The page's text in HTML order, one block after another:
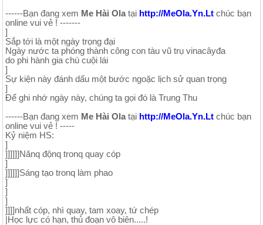
------Bạn đang xem Me Hài Ola tại http://MeOla.Yn.Lt chúc bạn
online vui vẻ ! -------
]
Sắp tới là một ngày trọng đại
Ngày nước ta phóng thành công con tàu vũ trụ vinacâyđa
do phi hành gia chú cuội lái
]
Sự kiện này đánh dấu một bước ngoặc lịch sử quan trọng
]
Để ghi nhớ ngày này, chúng ta gọi đó là Trung Thu
------Bạn đang xem Me Hài Ola tại http://MeOla.Yn.Lt chúc bạn
online vui vẻ ! -----
Kỷ niệm HS:
]
]]]]]]Nănq độnq tronq quay cóp
]
]]]]]]Sáng tạo tronq làm phao
]
]
]
]]]]nhất cóp, nhì quay, tam xoay, tứ chép
|Học lực có hạn, thủ đoạn vô biên.....!